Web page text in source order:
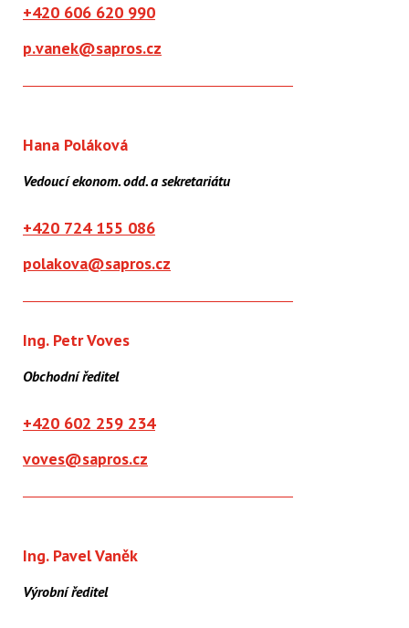
+420 606 620 990
p.vanek@sapros.cz
Hana Poláková
Vedoucí ekonom. odd. a sekretariátu
+420 724 155 086
polakova@sapros.cz
Ing. Petr Voves
Obchodní ředitel
+420 602 259 234
voves@sapros.cz
Ing. Pavel Vaněk
Výrobní ředitel